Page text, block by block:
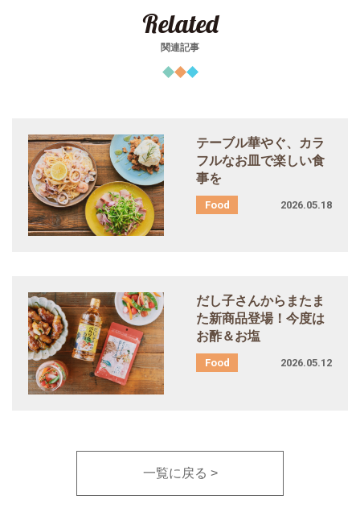
Related
関連記事
テーブル華やぐ、カラ
フルなお皿で楽しい食
事を
2026.05.18
だし子さんからまたま
た新商品登場！今度は
お酢＆お塩
2026.05.12
一覧に戻る